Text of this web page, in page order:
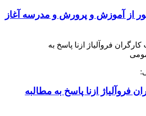
از آموزش و پرورش و مدرسه آغاز
فروآلیاژ ازنا پاسخ به مطالبه